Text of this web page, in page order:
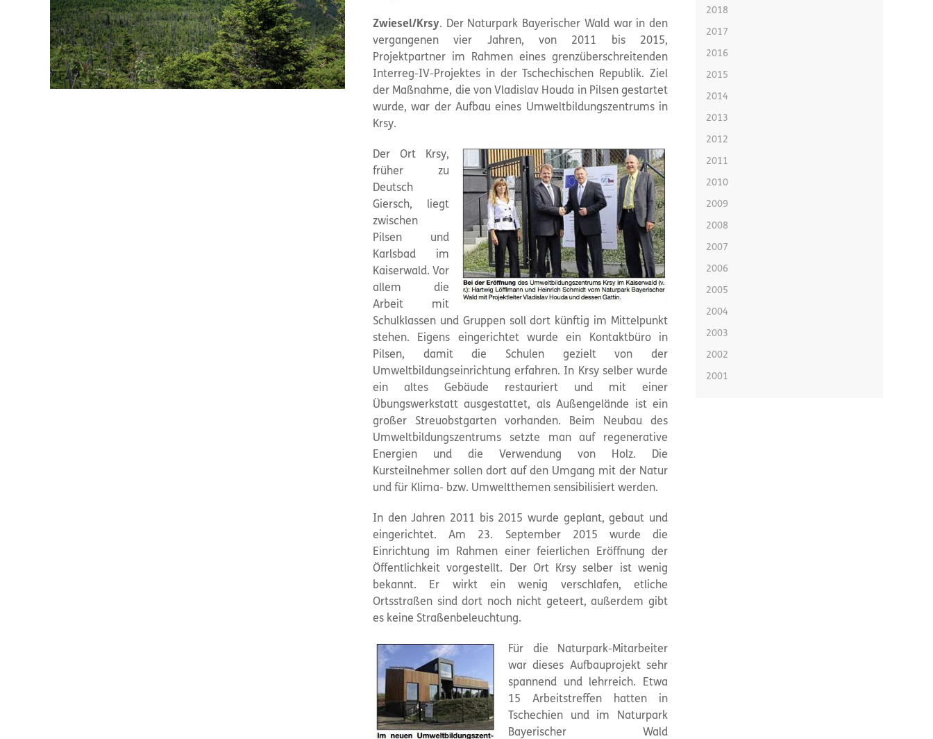
Zwiesel/Krsy. Der Naturpark Bayerischer Wald war in den
vergangenen vier Jahren, von 2011 bis 2015,
Projektpartner im Rahmen eines grenzüberschreitenden
Interreg-IV-Projektes in der Tschechischen Republik. Ziel
der Maßnahme, die von Vladislav Houda in Pilsen gestartet
wurde, war der Aufbau eines Umweltbildungszentrums in
Krsy.
Der Ort Krsy,
früher zu
Deutsch
Giersch, liegt
zwischen
Pilsen und
Karlsbad im
Kaiserwald. Vor
allem die
Arbeit mit
Schulklassen und Gruppen soll dort künftig im Mittelpunkt
stehen. Eigens eingerichtet wurde ein Kontaktbüro in
Pilsen, damit die Schulen gezielt von der
Umweltbildungseinrichtung erfahren. In Krsy selber wurde
ein altes Gebäude restauriert und mit einer
Übungswerkstatt ausgestattet, als Außengelände ist ein
großer Streuobstgarten vorhanden. Beim Neubau des
Umweltbildungszentrums setzte man auf regenerative
Energien und die Verwendung von Holz. Die
Kursteilnehmer sollen dort auf den Umgang mit der Natur
und für Klima- bzw. Umweltthemen sensibilisiert werden.
In den Jahren 2011 bis 2015 wurde geplant, gebaut und
eingerichtet. Am 23. September 2015 wurde die
Einrichtung im Rahmen einer feierlichen Eröffnung der
Öffentlichkeit vorgestellt. Der Ort Krsy selber ist wenig
bekannt. Er wirkt ein wenig verschlafen, etliche
Ortsstraßen sind dort noch nicht geteert, außerdem gibt
es keine Straßenbeleuchtung.
Für die Naturpark-Mitarbeiter
war dieses Aufbauprojekt sehr
spannend und lehrreich. Etwa
15 Arbeitstreffen hatten in
Tschechien und im Naturpark
Bayerischer Wald
2018
2017
2016
2015
2014
2013
2012
2011
2010
2009
2008
2007
2006
2005
2004
2003
2002
2001